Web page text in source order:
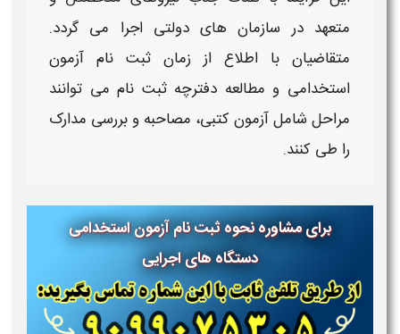
متعهد در سازمان‌ های دولتی اجرا می‌ گردد.
متقاضیان با اطلاع از زمان ثبت نام آزمون
استخدامی و مطالعه دفترچهثبت ناممی‌ توانند
مراحل شاملآزمون کتبی، مصاحبه و بررسی مدارک
را طی کنند.
برای مشاوره نحوه ثبت نام آزمون استخدامی
دستگاه های اجرایی